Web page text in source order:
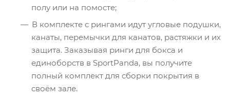
полу или на помосте;
В комплекте с рингами идут угловые подушки,
канаты, перемычки для канатов, растяжки и их
защита. Заказывая ринги для бокса и
единоборств в SportPanda, вы получите
полный комплект для сборки покрытия в
своём зале.